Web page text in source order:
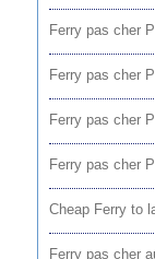
Ferry pas cher
Ferry pas cher
Ferry pas cher
Ferry pas cher
Cheap Ferry to
Ferry pas cher